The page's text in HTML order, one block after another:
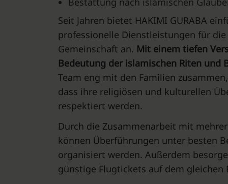
Seit Jahren bietet HAKIMI GURABA
professionelle Dienstleistungen für
Gemeinschaft an. Mit einem tiefen
Bedeutung der islamischen Riten und
Team eng mit den Familien
dass ihre religiösen und kulturellen
respektiert werden.
Durch die Zusammenarbeit mit
können Überführungen unter besten
organisiert werden. Außerdem
günstige Flugtickets auf dem gleichen